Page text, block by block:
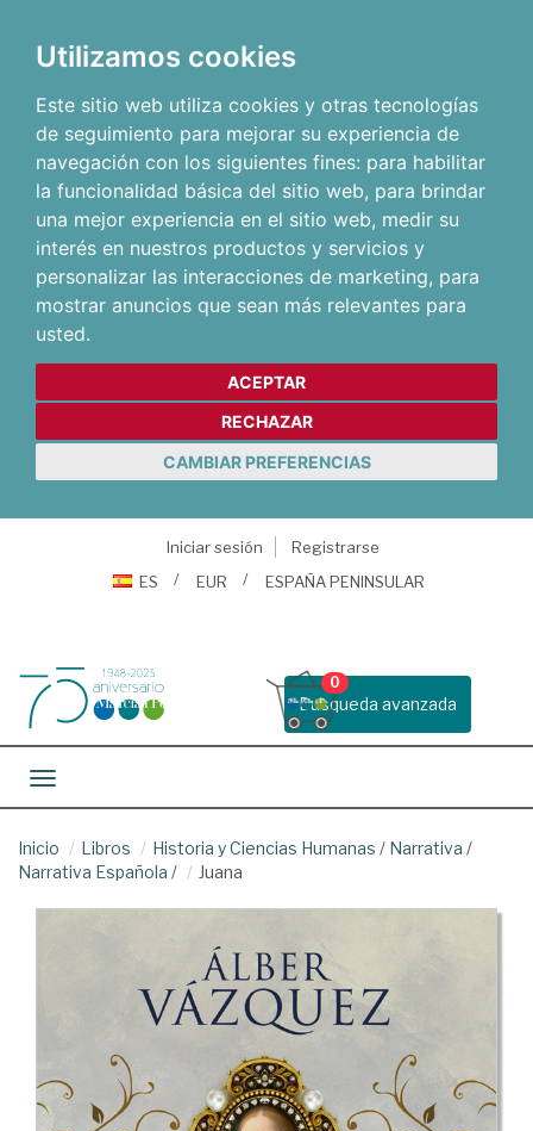
Utilizamos cookies
Este sitio web utiliza cookies y otras tecnologías
de seguimiento para mejorar su experiencia de
navegación con los siguientes fines: para habilitar
la funcionalidad básica del sitio web, para brindar
una mejor experiencia en el sitio web, medir su
interés en nuestros productos y servicios y
personalizar las interacciones de marketing, para
mostrar anuncios que sean más relevantes para
usted.
ACEPTAR
RECHAZAR
CAMBIAR PREFERENCIAS
Iniciar sesión
Registrarse
ES
EUR ESPAÑA PENINSULAR
Busqueda avanzada
0
Toggle navigation
Inicio Libros Historia y Ciencias Humanas / Narrativa /
Narrativa Española / Juana